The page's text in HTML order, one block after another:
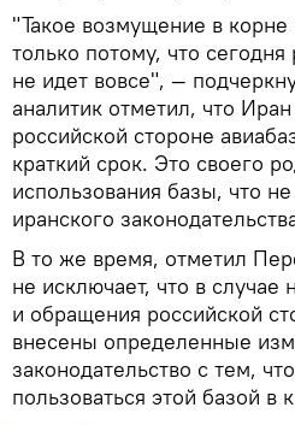
"Такое возмущение в
только потому, что
не идет вовсе", —
аналитик отметил, что
российской стороне
краткий срок. Это своего
использования базы, что
иранского
В то же время, отметил
не исключает, что в случае
и обращения российской
внесены определенные
законодательство с тем,
пользоваться этой базой в